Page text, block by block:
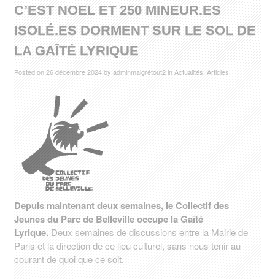
C’EST NOEL ET 250 MINEUR.ES
ISOLÉ.ES DORMENT SUR LE SOL DE
LA GAÎTÉ LYRIQUE
Posted on 26 décembre 2024by adminmalgrétout2 in Actualités Articles
Depuis maintenant deux semaines, le Collectif des
Jeunes du Parc de Belleville occupe la Gaîté
Lyrique. Deux semaines de discussions entre la Mairie de
Paris et la direction de ce lieu culturel, sans nous tenir au
courant de quoi que ce soit.